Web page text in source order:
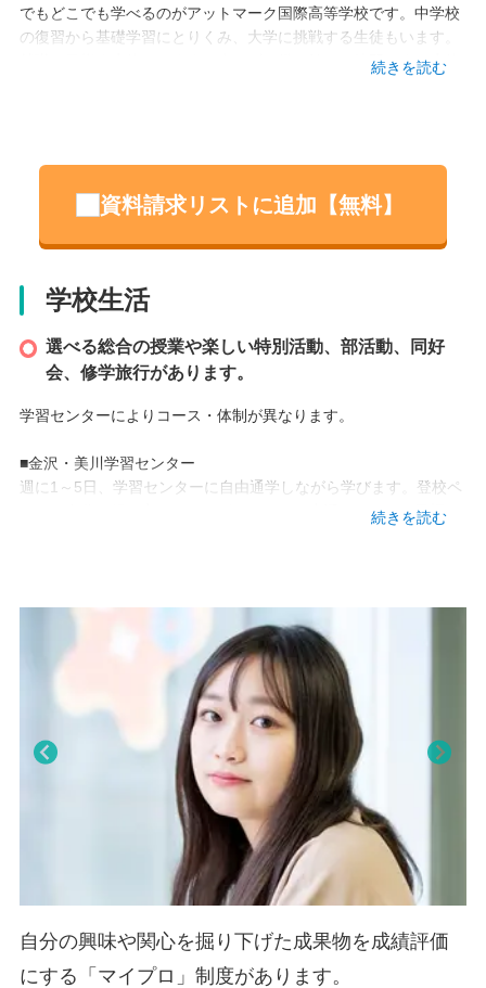
でもどこでも学べるのがアットマーク国際高等学校です。中学校
の復習から基礎学習にとりくみ、大学に挑戦する生徒もいます。
就職を目指す生徒もいます。少しずつ働き始める練習をする生徒
2004 年
本校情報
石川県金沢市上堤町1-35
TEL
アクセス
動画
続きを読む
資料請求リストに追加【無料】
学校生活
選べる総合の授業や楽しい特別活動、部活動、同好
会、修学旅行があります。
学習センターによりコース・体制が異なります。
■金沢・美川学習センター
週に1～5日、学習センターに自由通学しながら学びます。登校ペ
ースを自分で組み立てることができるので生活スタイルや目標に
アットマーク国際高等学校では、他の教育事業所と連携したサポ
ート施設を設けております。アットマーク国際高校と密接な連携
を取りながら、各校の特色を活かした生徒・保護者のサポートを
続きを読む
自分の興味や関心を掘り下げた成果物を成績評価
にする「マイプロ」制度があります。